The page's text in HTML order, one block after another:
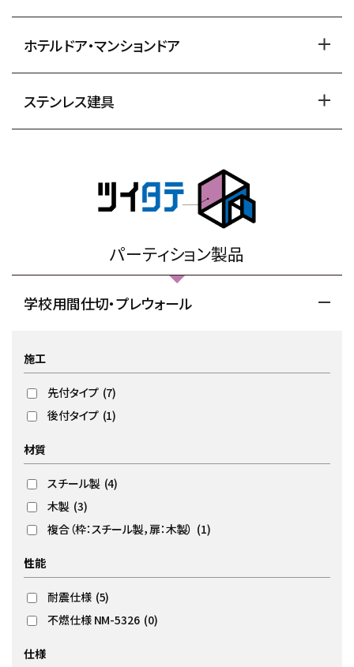
ホテルドア・マンションドア
ステンレス建具
パーティション製品
学校用間仕切・プレウォール
施工
先付タイプ (7)
後付タイプ (1)
材質
スチール製 (4)
木製 (3)
複合（枠：スチール製，扉：木製） (1)
性能
耐震仕様 (5)
不燃仕様 NM-5326 (0)
仕様